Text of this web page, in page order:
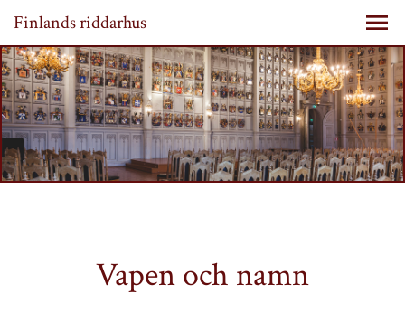
Finlands riddarhus
Vapen och namn